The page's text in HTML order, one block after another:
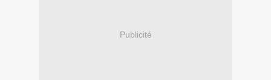
Publicité